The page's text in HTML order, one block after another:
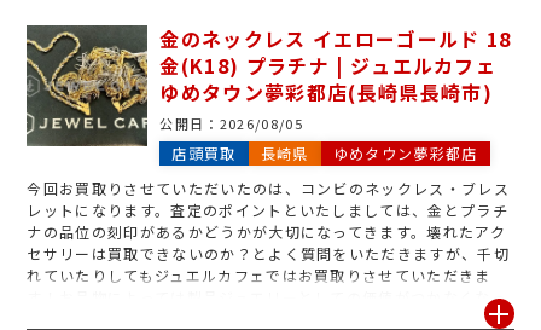
金のネックレス イエローゴールド 18
金(K18) プラチナ | ジュエルカフェ
ゆめタウン夢彩都店(長崎県長崎市)
公開日： 2026/08/05
店頭買取 長崎県
ゆめタウン夢彩都店
今回お買取りさせていただいたのは、コンビのネックレス・ブレス
レットになります。査定のポイントといたしましては、金とプラチ
ナの品位の刻印があるかどうかが大切になってきます。壊れたアク
セサリーは買取できないのか？とよく質問をいただきますが、千切
れていたりしてもジュエルカフェではお買取りさせていただきま
す！お品物によっては製品ジュエリーとしての価値がつかなくなっ
てしまう場合もあるので、使わないアクセサリーは早目のお持ち込